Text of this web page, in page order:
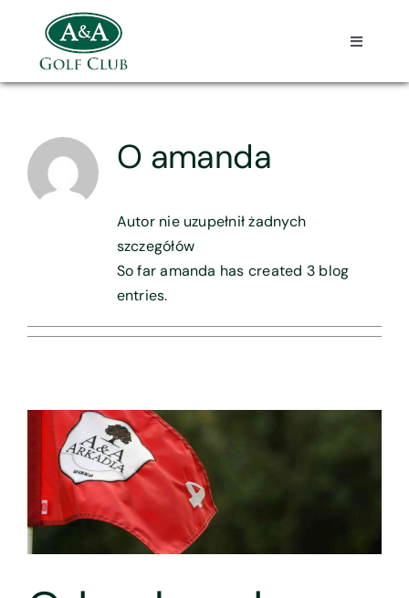
zawartości
Toggle
Home
O nas
Aktualności
Zostań członkiem
Kontakt
O amanda
Autor nie uzupełnił żadnych
szczegółów
So far amanda has created 3 blog
entries.